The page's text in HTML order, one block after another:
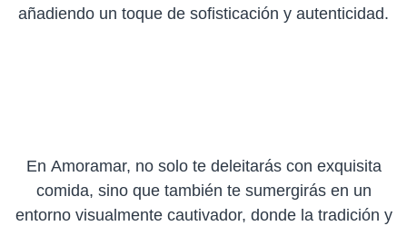
añadiendo un toque de sofisticación y autenticidad.
En Amoramar, no solo te deleitarás con exquisita
comida, sino que también te sumergirás en un
entorno visualmente cautivador, donde la tradición y